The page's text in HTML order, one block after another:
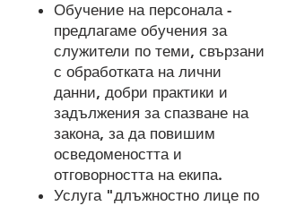
Обучение на персонала -
предлагаме обучения за
служители по теми, свързани
с обработката на лични
данни, добри практики и
задължения за спазване на
закона, за да повишим
осведомеността и
отговорността на екипа.
Услуга "длъжностно лице по